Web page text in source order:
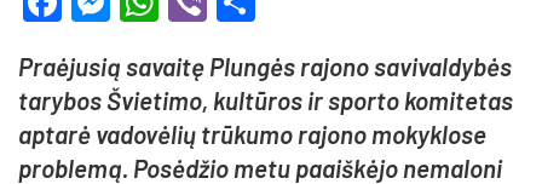
Praė­ju­sią sa­vai­tę Plun­gės ra­jo­no sa­vi­val­dy­bės
ta­ry­bos Švie­ti­mo, kul­tū­ros ir spor­to ko­mi­te­tas
ap­ta­rė va­do­vė­lių trū­ku­mo ra­jo­no mo­kyk­lo­se
pro­ble­mą. Po­sė­džio me­tu paaiš­kė­jo ne­ma­lo­ni